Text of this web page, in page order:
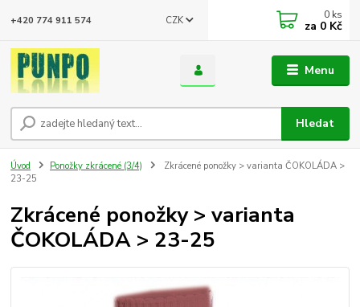
Menu
CZK
Hledat
+420 774 911 574 0 ks
za 0 Kč
Úvod Ponožky zkrácené (3/4)
Zkrácené ponožky > varianta ČOKOLÁDA >
23-25
Zkrácené ponožky > varianta
ČOKOLÁDA > 23-25